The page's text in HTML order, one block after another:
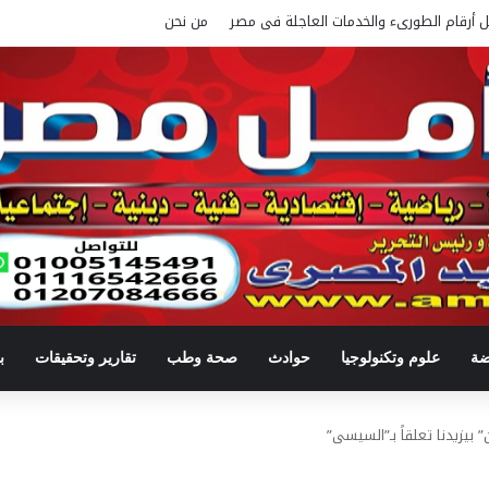
أرقام الطورىء والخدمات العاجلة فى مصر من نحن
علوم وتكنولوجيا حوادث صحة وطب تقارير وتحقيقات
تعلقاً بـ”السيسى”